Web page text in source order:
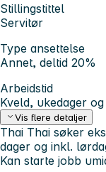
Stillingstittel
Servitør
Type ansettelse
Annet, deltid 20%
Arbeidstid
Kveld, ukedager
Vis flere detaljer
Thai Thai søker
dager og inkl.
Kan starte jobb